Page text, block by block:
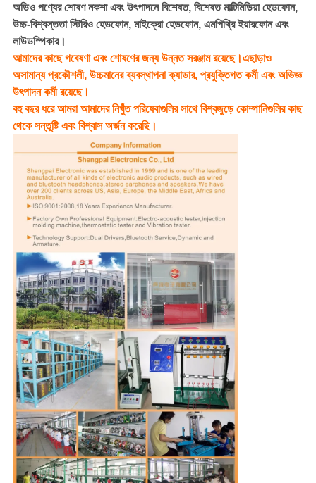
অডিও পণ্যের শোষণ নকশা এবং উৎপাদনে বিশেষত, বিশেষত মাল্টিমিডিয়া হেডফোন,
উচ্চ-বিশ্বস্ততা স্টিরিও হেডফোন, মাইক্রো হেডফোন, এমপিথ্রি ইয়ারফোন এবং
লাউডস্পিকার।
আমাদের কাছে গবেষণা এবং শোষণের জন্য উন্নত সরঞ্জাম রয়েছে।এছাড়াও
অসামান্য প্রকৌশলী, উচ্চমানের ব্যবস্থাপনা ক্যাডার, প্রযুক্তিগত কর্মী এবং অভিজ্ঞ
উৎপাদন কর্মী রয়েছে।
বহু বছর ধরে আমরা আমাদের নিখুঁত পরিষেবাগুলির সাথে বিশ্বজুড়ে কোম্পানিগুলির কাছ
থেকে সন্তুষ্টি এবং বিশ্বাস অর্জন করেছি।